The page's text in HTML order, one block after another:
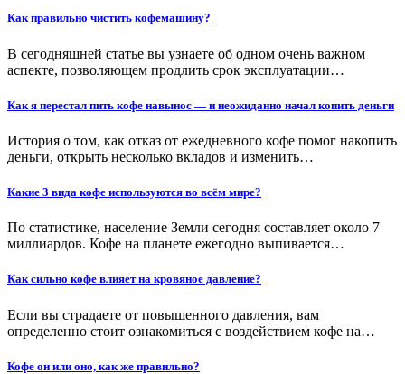
Как правильно чистить кофемашину?
В сегодняшней статье вы узнаете об одном очень важном
аспекте, позволяющем продлить срок эксплуатации…
Как я перестал пить кофе навынос — и неожиданно начал копить деньги
История о том, как отказ от ежедневного кофе помог накопить
деньги, открыть несколько вкладов и изменить…
Какие 3 вида кофе используются во всём мире?
По статистике, население Земли сегодня составляет около 7
миллиардов. Кофе на планете ежегодно выпивается…
Как сильно кофе влияет на кровяное давление?
Если вы страдаете от повышенного давления, вам
определенно стоит ознакомиться с воздействием кофе на…
Кофе он или оно, как же правильно?